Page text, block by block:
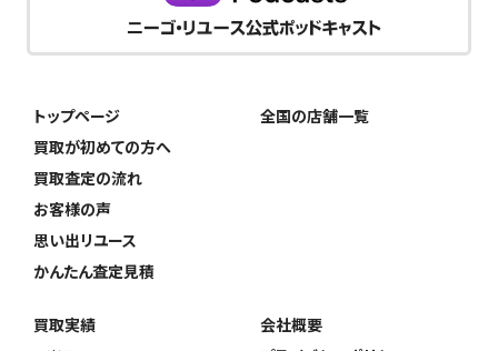
トップページ
買取が初めての方へ
買取査定の流れ
お客様の声
思い出リユース
かんたん査定見積
全国の店舗一覧
買取実績
会社概要